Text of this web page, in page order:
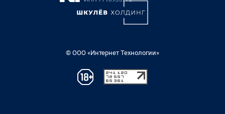
© ООО «Интернет Технологии»